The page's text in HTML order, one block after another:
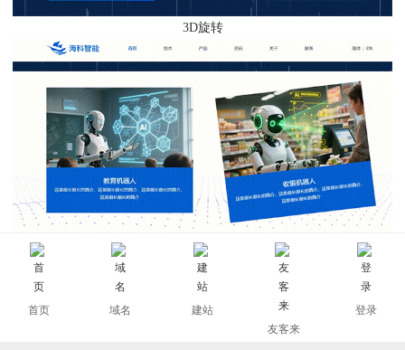
3D旋转
2D摇摆
、如何使用
登录网站后台，鼠标右键设置模块-->动画-->鼠标交互，选中适合的
首页 域名
建站
友客来
登录